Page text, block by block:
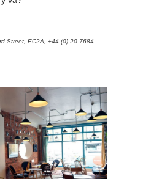
Street, EC2A, +44 (0) 20-7684-